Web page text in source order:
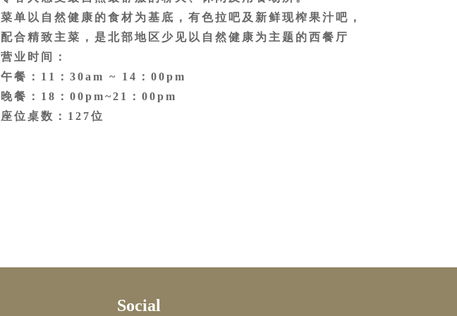
菜单以自然健康的食材为基底，有色拉吧及新鲜现榨果汁吧，
配合精致主菜，是北部地区少见以自然健康为主题的西餐厅
营业时间：
午餐：11：30am ~ 14：00pm
晚餐：18：00pm~21：00pm
座位桌数：127位
Social